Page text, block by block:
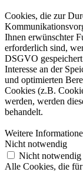
Cookies, die zur
Ihnen erwünschter
erforderlich sind,
DSGVO
Interesse an der
und optimierten
Cookies (z.B.
werden, werden
behandelt.
Weitere
Nicht notwendig
Nicht notwendig
Alle Cookies, die